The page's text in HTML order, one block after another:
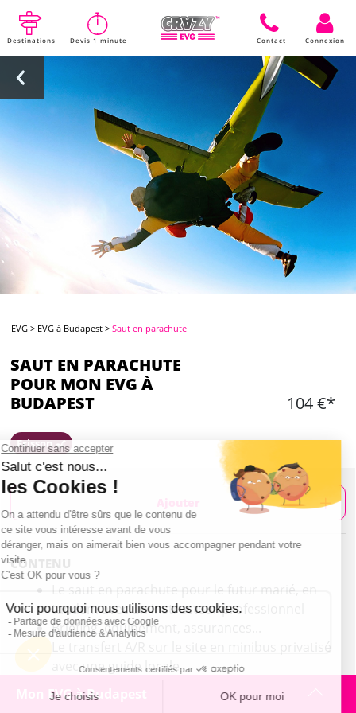
Destinations Devis 1 minute Contact Connexion
EVG > EVG à Budapest >Saut en parachute
SAUT EN PARACHUTE
POUR MON EVG À
BUDAPEST
104 €*
Frisson 🎢
CONTENU
Le saut en parachute pour le futur marié, en
tandem avec un instructeur professionnel
Briefing, équipement, assurances...
Le transfert A/R sur le site en minibus privatisé
avec une guide locale
Activité à environ 70km de Budapest
Une tournée de bières pour le groupe
Mon EVG à Budapest